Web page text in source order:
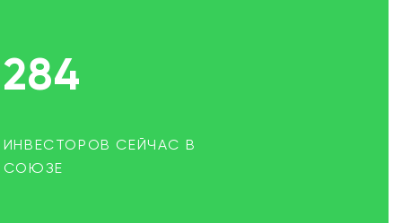
284
ИНВЕСТОРОВ СЕЙЧАС В
СОЮЗЕ